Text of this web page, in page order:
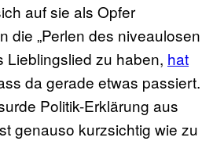
auf sie als Opfer
die „Perlen des niveaulosen
Lieblingslied zu haben, hat
da gerade etwas passiert.
Politik-Erklärung aus
genauso kurzsichtig wie zu